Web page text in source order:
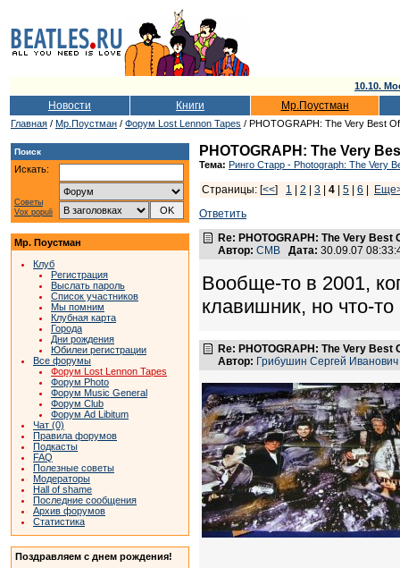
10.10.
Новости Книги Мр.Поустман
Главная / Мр.Поустман / Форум Lost Lennon Tapes / PHOTOGRAPH: The Very Best
Поиск
Искать:
Советы
Vox populi
Мр. Поустман
Клуб
Регистрация
Выслать пароль
Список участников
Мы помним
Клубная карта
Города
Дни рождения
Юбилеи регистрации
Все форумы
Форум Lost Lennon Tapes
Форум Photo
Форум Music General
Форум Club
Форум Ad Libitum
Чат (0)
Правила форумов
Подкасты
FAQ
Полезные советы
Модераторы
Hall of shame
Последние сообщения
Архив форумов
Статистика
Поздравляем с днем рождения!
PHOTOGRAPH: The Very
Тема: Ринго Старр - Photograph: The Very
Страницы: [<<] 1 2 3 4 5 6
Ответить
Re: PHOTOGRAPH: The Very Best
Автор: CMB Дата: 30.09.07
Вообще-то в 2001,
клавишник, но что-
Re: PHOTOGRAPH: The Very Best
Автор: Грибушин Сергей Иванович